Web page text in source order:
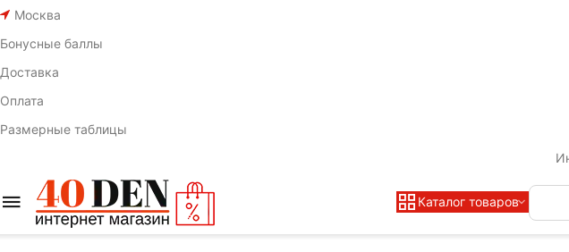
Москва
Бонусные баллы
Доставка
Оплата
Размерные таблицы
Каталог товаров